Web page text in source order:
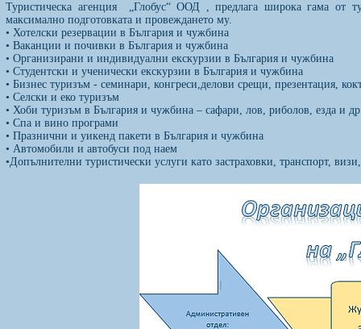
Туристическа агенция „Глобус“ ООД , предлага широка гама от
максимално подготовката и провеждането му.
• Хотелски резервации в България и чужбина
• Ваканции и почивки в България и чужбина
• Организирани и индивидуални екскурзии в България и чужбина
• Студентски и ученически екскурзии в България и чужбина
• Бизнес туризъм - семинари, конгреси,делови срещи, презентация,
• Селски и еко туризъм
• Хоби туризъм в България и чужбина – сафари, лов, риболов, езда и
• Спа и вино програми
• Празнични и уикенд пакети в България и чужбина
• Автомобили и автобуси под наем
•Допълнителни туристически услуги като застраховки, транспорт,